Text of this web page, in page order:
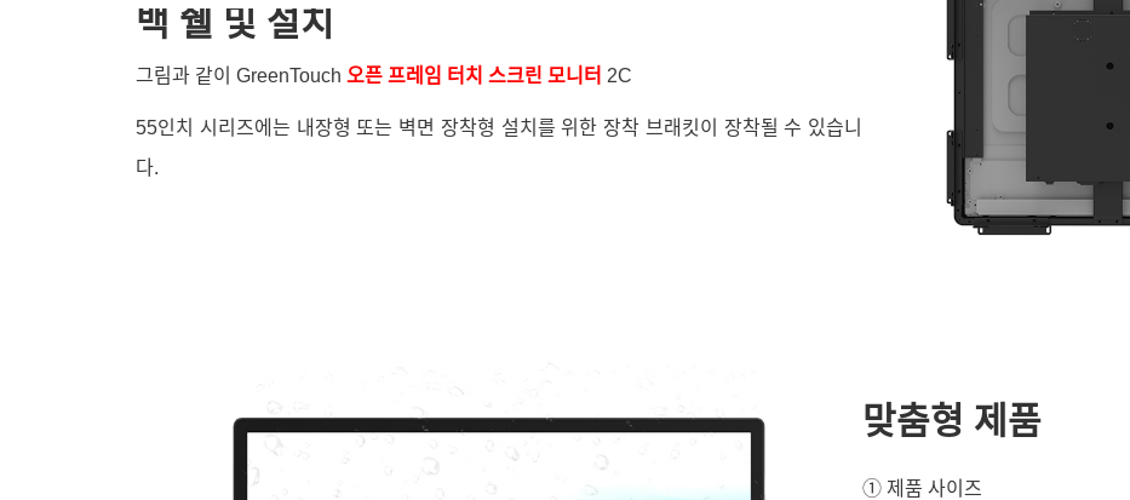
백 쉘 및 설치
그림과 같이 GreenTouch 오픈 프레임 터치 스크린 모니터 2C
55인치 시리즈에는 내장형 또는 벽면 장착형 설치를 위한 장착 브래킷이 장착될 수 있습니
다.
맞춤형 제품
① 제품 사이즈